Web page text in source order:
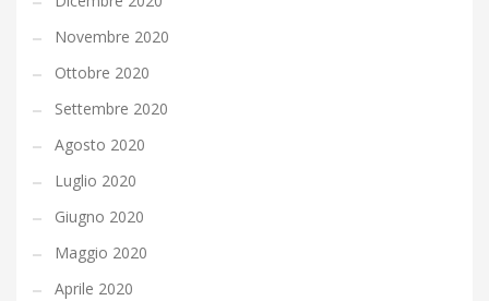
Novembre 2020
Ottobre 2020
Settembre 2020
Agosto 2020
Luglio 2020
Giugno 2020
Maggio 2020
Aprile 2020